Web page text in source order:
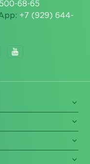
68-65
+7 (929) 644-